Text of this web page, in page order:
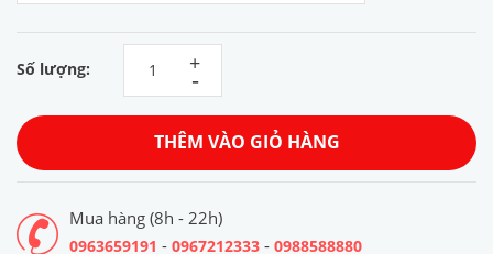
Số lượng: -
+
THÊM VÀO GIỎ HÀNG
Mua hàng (8h - 22h)
0963659191 - 0967212333 - 0988588880